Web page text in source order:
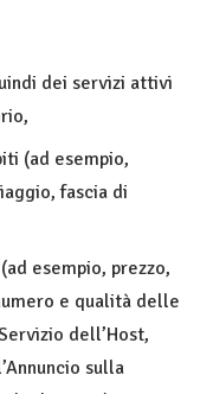
dei servizi attivi
(ad esempio,
fascia di
esempio, prezzo,
e qualità delle
dell’Host,
sulla